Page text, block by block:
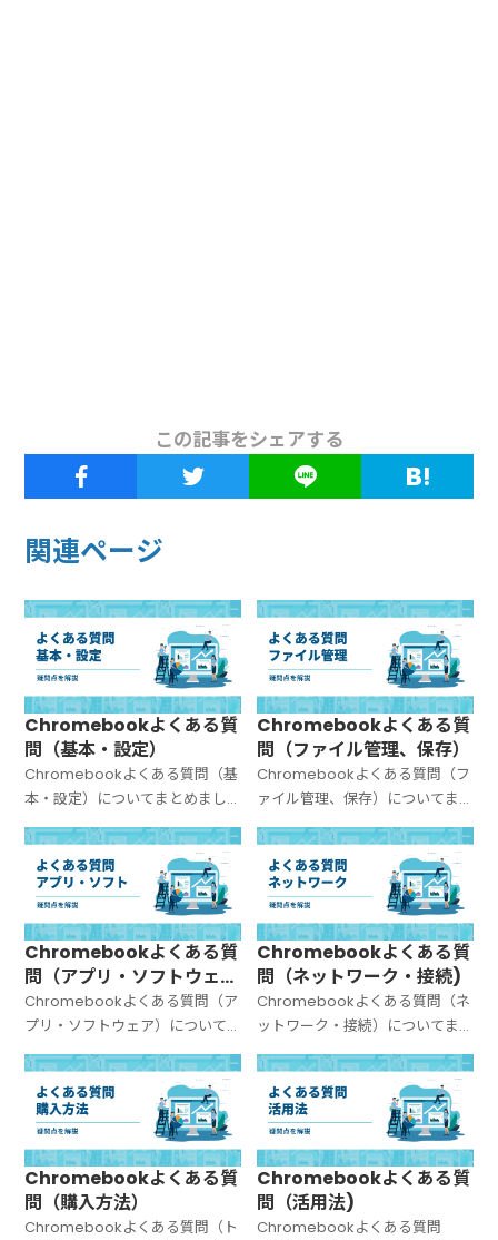
この記事をシェアする
関連ページ
Chromebookよくある質
問（基本・設定）
Chromebookよくある質問（基
本・設定）についてまとめまし
た。
Chromebookよくある質
問（ファイル管理、保存）
Chromebookよくある質問（フ
ァイル管理、保存）についてま
とめました。
Chromebookよくある質
問（アプリ・ソフトウェ
ア）
Chromebookよくある質問（ア
プリ・ソフトウェア）について
まとめました。
Chromebookよくある質
問（ネットワーク・接続)
Chromebookよくある質問（ネ
ットワーク・接続）についてま
とめました。
Chromebookよくある質
問（購入方法）
Chromebookよくある質問（ト
Chromebookよくある質
問（活用法)
Chromebookよくある質問